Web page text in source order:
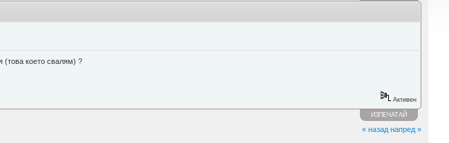
(това което свалям) ?
Активен
ИЗПЕЧАТАЙ
« назад напред »